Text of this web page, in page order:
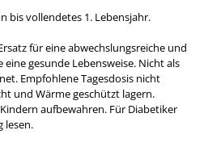
bis vollendetes 1. Lebensjahr.
für eine abwechslungsreiche und
gesunde Lebensweise. Nicht als
Empfohlene Tagesdosis nicht
und Wärme geschützt lagern.
aufbewahren. Für Diabetiker
lesen.